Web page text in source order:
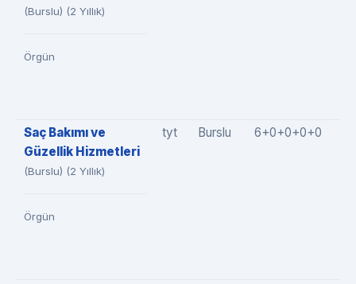
(Burslu) (2 Yıllık)
Örgün
Saç Bakımı ve
Güzellik Hizmetleri
(Burslu) (2 Yıllık)
Örgün
tyt Burslu 6+0+0+0+0